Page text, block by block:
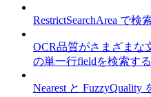
RestrictSearchArea で検
OCR品質がさまざまな
の単一行fieldを検索する
Nearest と